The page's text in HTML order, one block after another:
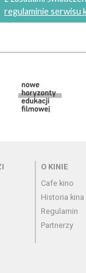
regulaminie serwisu
Menu -
O KINIE
Cafe kino
Historia kina
Regulamin
Partnerzy